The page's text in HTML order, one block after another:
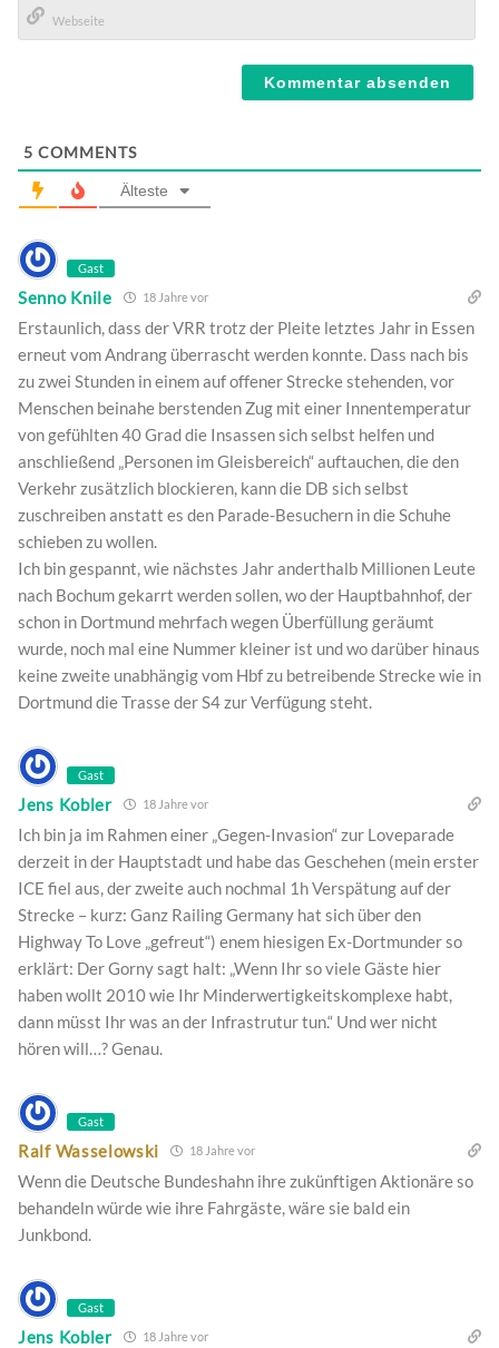
Mail*
5 COMMENTS
Älteste
Gast
Senno Knile 18 Jahre vor
Erstaunlich, dass der VRR trotz der Pleite letztes Jahr in Essen
erneut vom Andrang überrascht werden konnte. Dass nach bis
zu zwei Stunden in einem auf offener Strecke stehenden, vor
Menschen beinahe berstenden Zug mit einer Innentemperatur
von gefühlten 40 Grad die Insassen sich selbst helfen und
anschließend „Personen im Gleisbereich“ auftauchen, die den
Verkehr zusätzlich blockieren, kann die DB sich selbst
zuschreiben anstatt es den Parade-Besuchern in die Schuhe
schieben zu wollen.
Ich bin gespannt, wie nächstes Jahr anderthalb Millionen Leute
nach Bochum gekarrt werden sollen, wo der Hauptbahnhof, der
schon in Dortmund mehrfach wegen Überfüllung geräumt
wurde, noch mal eine Nummer kleiner ist und wo darüber hinaus
keine zweite unabhängig vom Hbf zu betreibende Strecke wie in
Dortmund die Trasse der S4 zur Verfügung steht.
Gast
Jens Kobler 18 Jahre vor
Ich bin ja im Rahmen einer „Gegen-Invasion“ zur Loveparade
derzeit in der Hauptstadt und habe das Geschehen (mein erster
ICE fiel aus, der zweite auch nochmal 1h Verspätung auf der
Strecke – kurz: Ganz Railing Germany hat sich über den
Highway To Love „gefreut“) enem hiesigen Ex-Dortmunder so
erklärt: Der Gorny sagt halt: „Wenn Ihr so viele Gäste hier
haben wollt 2010 wie Ihr Minderwertigkeitskomplexe habt,
dann müsst Ihr was an der Infrastrutur tun.“ Und wer nicht
hören will…? Genau.
Gast
Ralf Wasselowski 18 Jahre vor
Wenn die Deutsche Bundeshahn ihre zukünftigen Aktionäre so
behandeln würde wie ihre Fahrgäste, wäre sie bald ein
Junkbond.
Gast
Jens Kobler 18 Jahre vor